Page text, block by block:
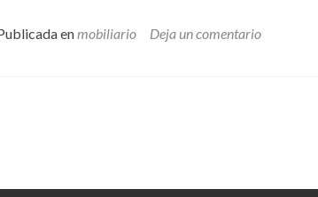
enmobiliario Deja un comentario